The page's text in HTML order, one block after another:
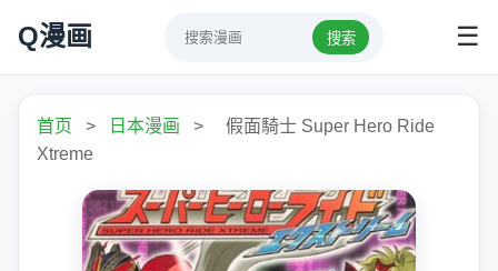
Q漫画 搜索 ☰
首页 > 日本漫画 >
假面騎士 Super Hero Ride
Xtreme